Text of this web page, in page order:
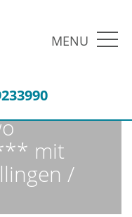
MENU
Fewo-Details
mit
/